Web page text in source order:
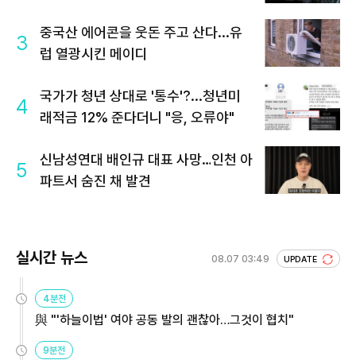
3
중국산 에어콘을 웃돈 주고 산다...유
럽 열광시킨 메이디
4
국가가 청년 상대로 '통수'?...청년미
래적금 12% 준다더니 "응, 오류야"
5
신남성연대 배인규 대표 사망…인천 아
파트서 숨진 채 발견
실시간 뉴스 08.07 03:49 UPDATE
4분전
與 "'하늘이법' 여야 공동 발의 괜찮아…그것이 협치"
9분전